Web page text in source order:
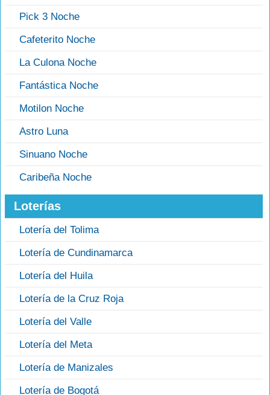
Pick 3 Noche
Cafeterito Noche
La Culona Noche
Fantástica Noche
Motilon Noche
Astro Luna
Sinuano Noche
Caribeña Noche
Loterías
Lotería del Tolima
Lotería de Cundinamarca
Lotería del Huila
Lotería de la Cruz Roja
Lotería del Valle
Lotería del Meta
Lotería de Manizales
Lotería de Bogotá